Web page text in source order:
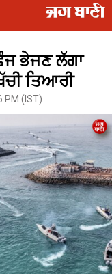
ਭੇਜਣ ਲੱਗਾ
ਤਿਆਰੀ
PM (IST)